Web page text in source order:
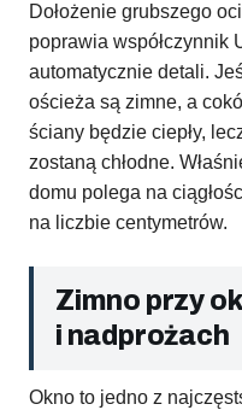
Dołożenie grubszego
poprawia współczynnik
automatycznie detali.
ościeża są zimne, a
ściany będzie ciepły,
zostaną chłodne.
domu polega na
na liczbie centymetrów.
Zimno przy
i nadprożach
Okno to jedno z